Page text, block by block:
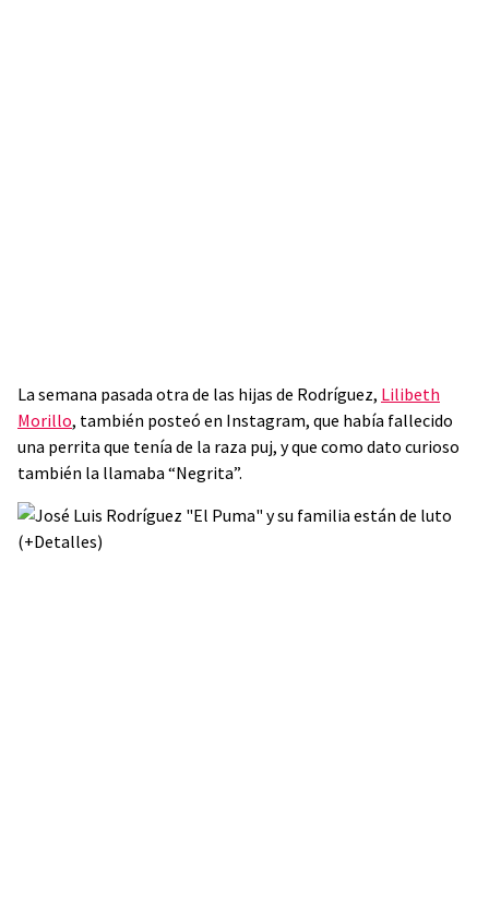
La semana pasada otra de las hijas de Rodríguez, Lilibeth
Morillo, también posteó en Instagram, que había fallecido
una perrita que tenía de la raza puj, y que como dato curioso
también la llamaba “Negrita”.